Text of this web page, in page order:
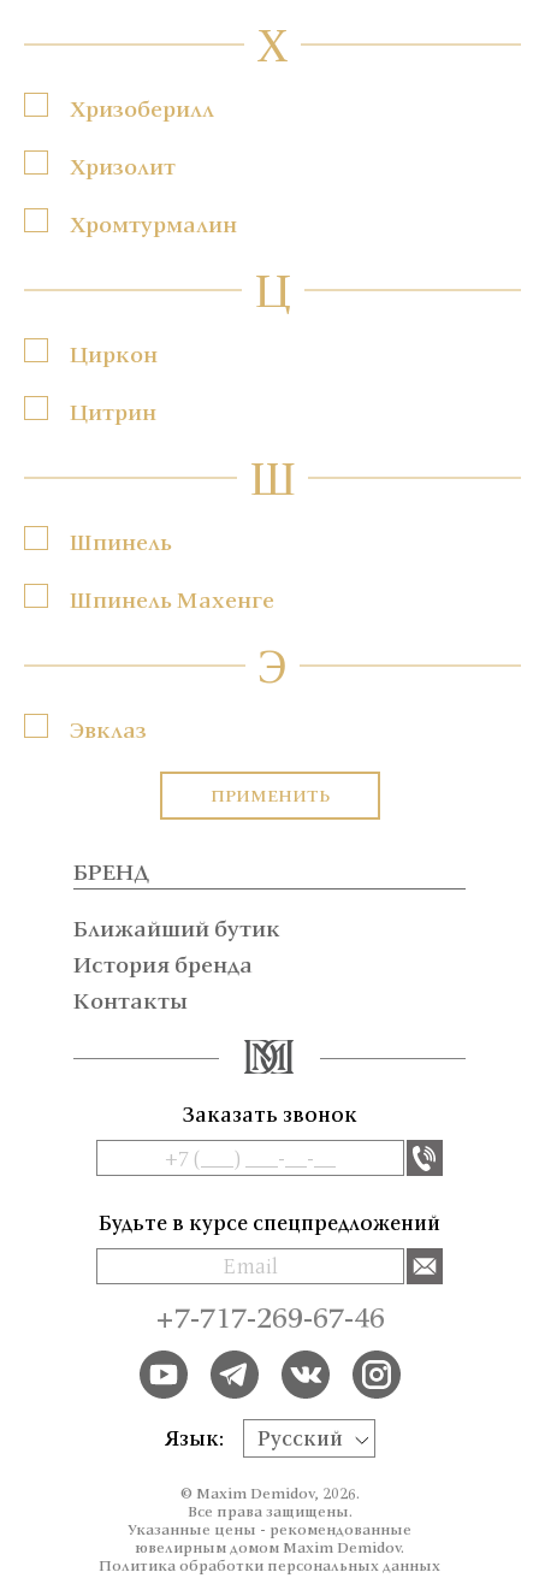
Х
Хризоберилл
Хризолит
Хромтурмалин
Ц
Циркон
Цитрин
Ш
Шпинель
Шпинель Махенге
Э
Эвклаз
ПРИМЕНИТЬ
БРЕНД
Ближайший бутик
История бренда
Контакты
Заказать звонок
Будьте в курсе спецпредложений
+7-717-269-67-46
Язык: Русский
© Maxim Demidov, 2026.
Все права защищены.
Указанные цены - рекомендованные
ювелирным домом Maxim Demidov.
Политика обработки персональных данных